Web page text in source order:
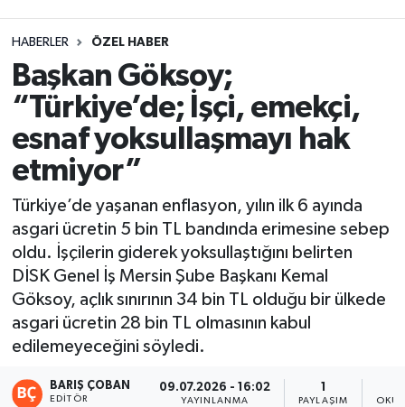
HABERLER ÖZEL HABER
Başkan Göksoy;
“Türkiye’de; İşçi, emekçi,
esnaf yoksullaşmayı hak
etmiyor”
Türkiye’de yaşanan enflasyon, yılın ilk 6 ayında
asgari ücretin 5 bin TL bandında erimesine sebep
oldu. İşçilerin giderek yoksullaştığını belirten
DİSK Genel İş Mersin Şube Başkanı Kemal
Göksoy, açlık sınırının 34 bin TL olduğu bir ülkede
asgari ücretin 28 bin TL olmasının kabul
edilemeyeceğini söyledi.
BARIŞ ÇOBAN
EDITÖR
09.07.2026 - 16:02
YAYINLANMA PAYLAŞIM
Güncel
Haberde insan
Kültür - Sanat
Magazin
Mersin Tarihi
Özel Haber
Haber Arşivi